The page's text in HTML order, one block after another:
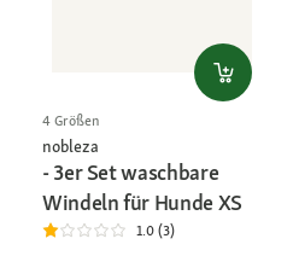
4 Größen
nobleza
- 3er Set waschbare
Windeln für Hunde XS
1.0 (3)